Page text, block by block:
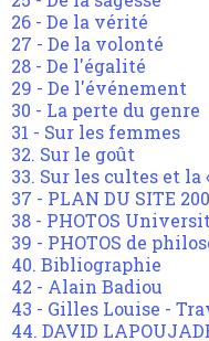
26 - De la vérité
27 - De la volonté
28 - De l'égalité
29 - De l'événement
30 - La perte du genre
31 - Sur les femmes
32. Sur le goût
33. Sur les cultes et la
37 - PLAN DU SITE
38 - PHOTOS
39 - PHOTOS de
40. Bibliographie
42 - Alain Badiou
43 - Gilles Louise -
44. DAVID